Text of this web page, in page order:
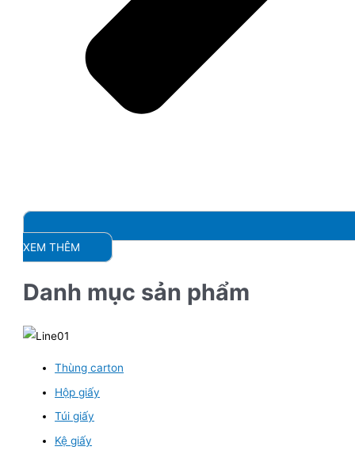
XEM THÊM
Danh mục sản phẩm
Thùng carton
Hộp giấy
Túi giấy
Kệ giấy